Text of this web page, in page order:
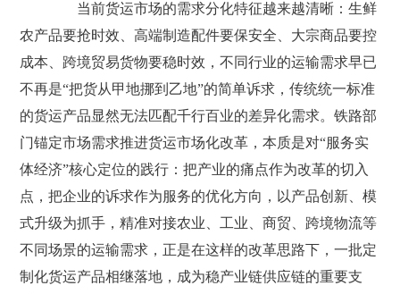
当前货运市场的需求分化特征越来越清晰：生鲜
农产品要抢时效、高端制造配件要保安全、大宗商品要控
成本、跨境贸易货物要稳时效，不同行业的运输需求早已
不再是“把货从甲地挪到乙地”的简单诉求，传统统一标准
的货运产品显然无法匹配千行百业的差异化需求。铁路部
门锚定市场需求推进货运市场化改革，本质是对“服务实
体经济”核心定位的践行：把产业的痛点作为改革的切入
点，把企业的诉求作为服务的优化方向，以产品创新、模
式升级为抓手，精准对接农业、工业、商贸、跨境物流等
不同场景的运输需求，正是在这样的改革思路下，一批定
制化货运产品相继落地，成为稳产业链供应链的重要支